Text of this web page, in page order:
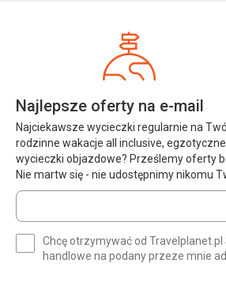
Najlepsze oferty na e-mail
Najciekawsze wycieczki regularnie na
rodzinne wakacje all inclusive,
wycieczki objazdowe? Prześlemy oferty
Nie martw się - nie udostępnimy nikomu
Wprowadź
swój
(wymagane)
Chcę otrzymywać od
handlowe na podany przeze mnie